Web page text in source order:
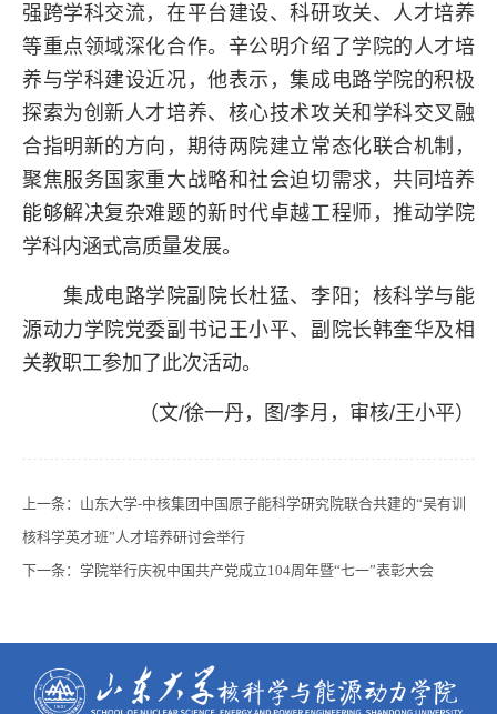
强跨学科交流，在平台建设、科研攻关、人才培养
等重点领域深化合作。辛公明介绍了学院的人才培
养与学科建设近况，他表示，集成电路学院的积极
探索为创新人才培养、核心技术攻关和学科交叉融
合指明新的方向，期待两院建立常态化联合机制，
聚焦服务国家重大战略和社会迫切需求，共同培养
能够解决复杂难题的新时代卓越工程师，推动学院
学科内涵式高质量发展。
集成电路学院副院长杜猛、李阳；核科学与能
源动力学院党委副书记王小平、副院长韩奎华及相
关教职工参加了此次活动。
（文/徐一丹，图/李月，审核/王小平）
上一条： 山东大学-中核集团中国原子能科学研究院联合共建的“吴有训
核科学英才班”人才培养研讨会举行
下一条： 学院举行庆祝中国共产党成立104周年暨“七一”表彰大会